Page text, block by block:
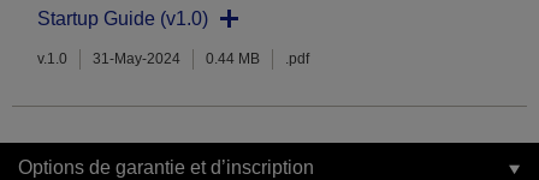
Startup Guide (v1.0)
v.1.0 31-May-2024 0.44 MB .pdf
Options de garantie et d’inscription